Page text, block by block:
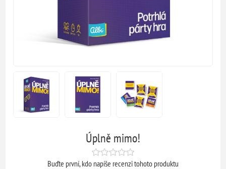
Úplně mimo!
Buďte první, kdo napíše recenzi tohoto produktu